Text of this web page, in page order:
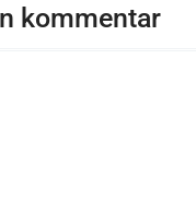
kommentar